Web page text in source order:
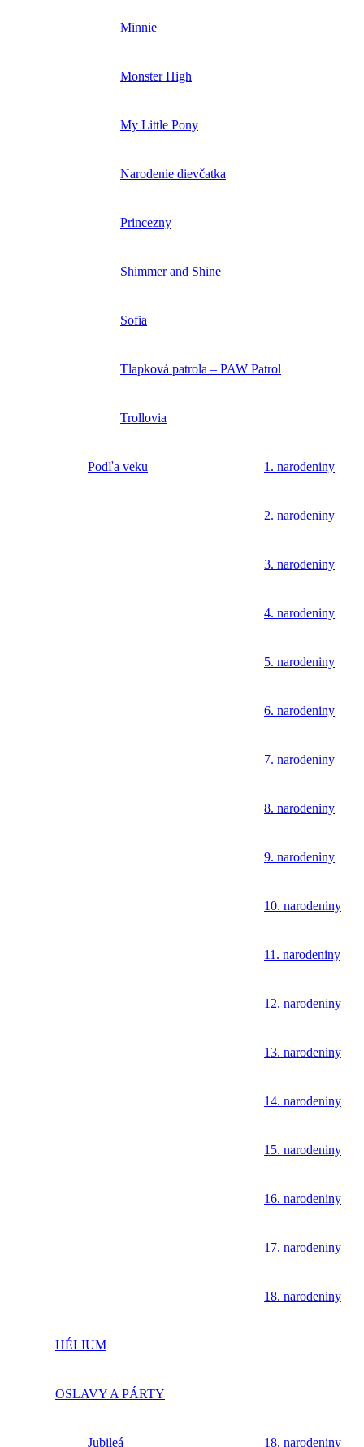
Minnie
Monster High
My Little Pony
Narodenie dievčatka
Princezny
Shimmer and Shine
Sofia
Tlapková patrola – PAW Patrol
Trollovia
Podľa veku 1. narodeniny
2. narodeniny
3. narodeniny
4. narodeniny
5. narodeniny
6. narodeniny
7. narodeniny
8. narodeniny
9. narodeniny
10. narodeniny
11. narodeniny
12. narodeniny
13. narodeniny
14. narodeniny
15. narodeniny
16. narodeniny
17. narodeniny
18. narodeniny
HÉLIUM
OSLAVY A PÁRTY
Jubileá 18. narodeniny